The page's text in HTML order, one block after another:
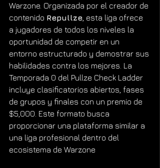
Warzone. Organizada por el creador de
contenido Repullze , esta liga ofrece
a jugadores de todos los niveles la
oportunidad de competir en un
entorno estructurado y demostrar sus
habilidades contra los mejores. La
Temporada 0 del Pullze Check Ladder
incluye clasificatorios abiertos, fases
de grupos y finales con un premio de
$5,000. Este formato busca
proporcionar una plataforma similar a
una liga profesional dentro del
ecosistema de Warzone